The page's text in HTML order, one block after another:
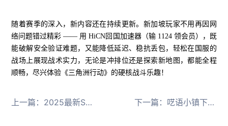
随着赛季的深入，新内容还在持续更新。新加坡玩家不用再因网
络问题错过精彩 —— 用 HiCN回国加速器（输 1124 领会员），既
能破解安全验证难题，又能降低延迟、稳抗丢包，轻松在国服的
战场上展现战术实力，无论是冲排位还是探索新地图，都能全程
顺畅，尽兴体验《三角洲行动》的硬核战斗乐趣！
上一篇： 2025最新Steam改国区教程：合规操作 + HiCN回国加速器稳网络 下一篇： 呓语小镇下载慢，卡加载，无法启动怎么解决